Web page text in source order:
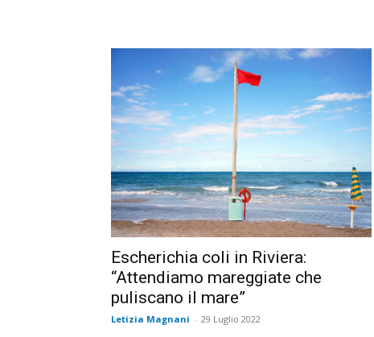
Escherichia coli in Riviera:
“Attendiamo mareggiate che
puliscano il mare”
Letizia Magnani - 29 Luglio 2022